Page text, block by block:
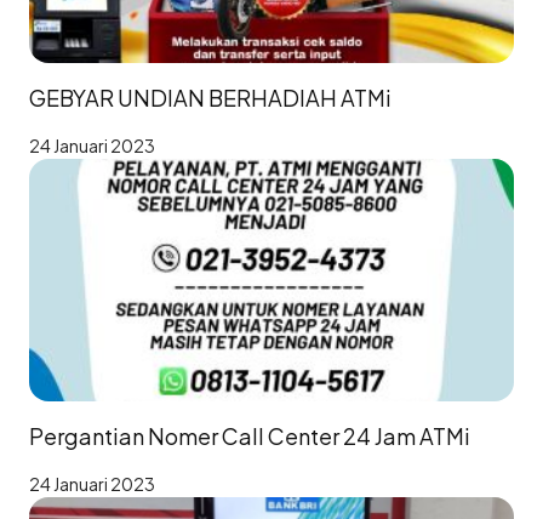
GEBYAR UNDIAN BERHADIAH ATMi
24 Januari 2023
Pergantian Nomer Call Center 24 Jam ATMi
24 Januari 2023